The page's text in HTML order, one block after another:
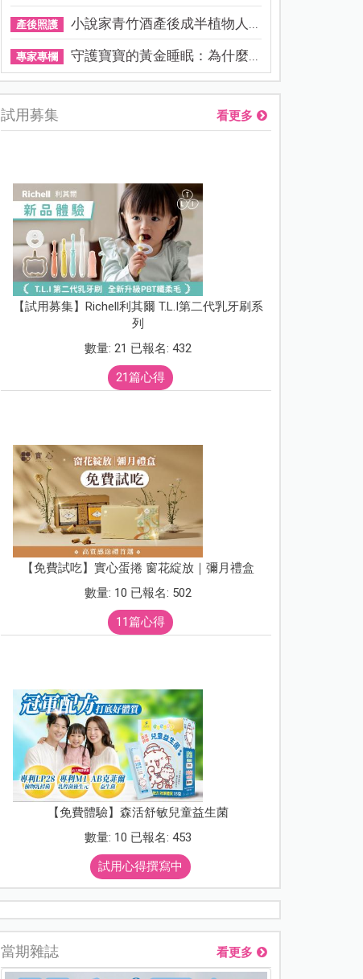
產後照護 小說家青竹酒產後成半植物人...
專家專欄 守護寶寶的黃金睡眠：為什麼...
試用募集 看更多
【試用募集】Richell利其爾 T.L.I第二代乳牙刷系
列
數量: 21 已報名: 432
21篇心得
【免費試吃】實心蛋捲 窗花綻放｜彌月禮盒
數量: 10 已報名: 502
11篇心得
【免費體驗】森活舒敏兒童益生菌
數量: 10 已報名: 453
試用心得撰寫中
當期雜誌 看更多